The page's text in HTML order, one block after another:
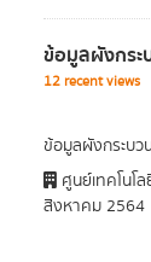
ข้อมูลผังกร
12 recent views
ข้อมูลผังกระบ
ศูนย์เทคโนโ
สิงหาคม 2564